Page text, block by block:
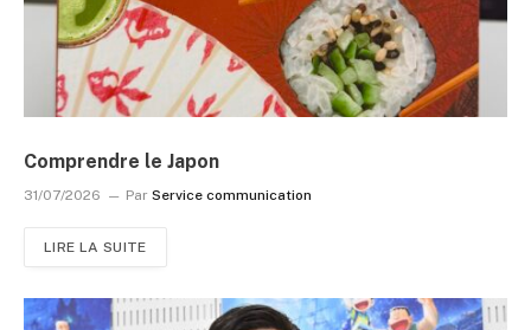
Comprendre le Japon
31/07/2026 Par Service communication
LIRE LA SUITE